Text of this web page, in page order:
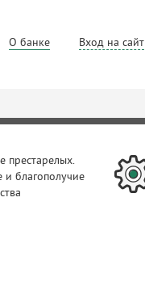
О банке Вход на сайт
престарелых.
благополучие